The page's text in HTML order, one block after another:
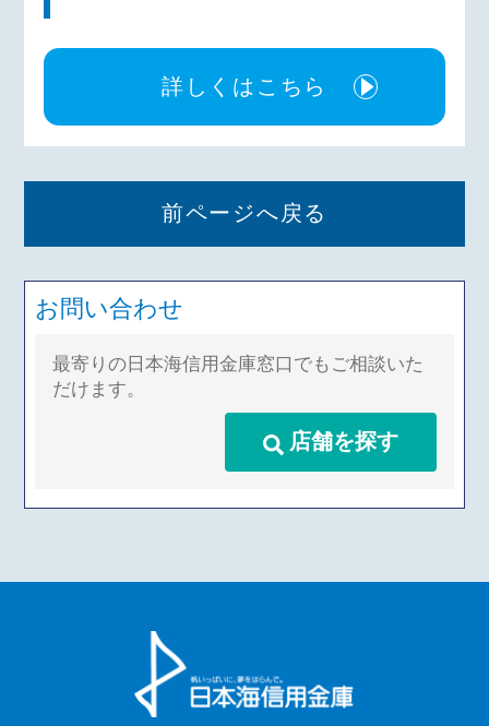
詳しくはこちら
前ページへ戻る
お問い合わせ
最寄りの日本海信用金庫窓口でもご相談いた
だけます。
店舗を探す